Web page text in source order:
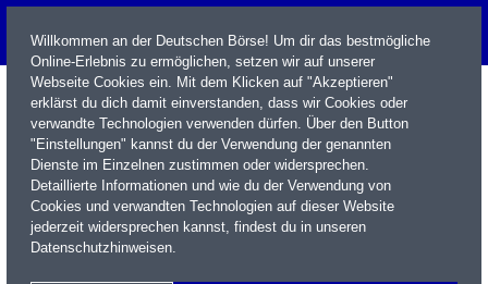
Name / WKN / ISIN / Kürzel
Willkommen an der Deutschen Börse! Um dir das bestmögliche
Online-Erlebnis zu ermöglichen, setzen wir auf unserer
Webseite Cookies ein. Mit dem Klicken auf "Akzeptieren"
erklärst du dich damit einverstanden, dass wir Cookies oder
verwandte Technologien verwenden dürfen. Über den Button
"Einstellungen" kannst du der Verwendung der genannten
Dienste im Einzelnen zustimmen oder widersprechen.
Detaillierte Informationen und wie du der Verwendung von
Cookies und verwandten Technologien auf dieser Website
jederzeit widersprechen kannst, findest du in unseren
Datenschutzhinweisen.